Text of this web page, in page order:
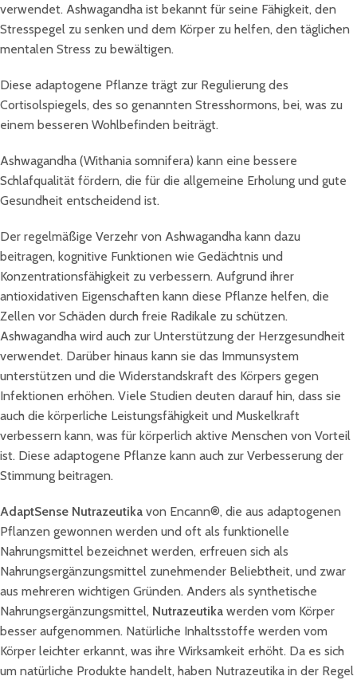
verwendet. Ashwagandha ist bekannt für seine Fähigkeit, den
Stresspegel zu senken und dem Körper zu helfen, den täglichen
mentalen Stress zu bewältigen.
Diese adaptogene Pflanze trägt zur Regulierung des
Cortisolspiegels, des so genannten Stresshormons, bei, was zu
einem besseren Wohlbefinden beiträgt.
Ashwagandha (Withania somnifera) kann eine bessere
Schlafqualität fördern, die für die allgemeine Erholung und gute
Gesundheit entscheidend ist.
Der regelmäßige Verzehr von Ashwagandha kann dazu
beitragen, kognitive Funktionen wie Gedächtnis und
Konzentrationsfähigkeit zu verbessern. Aufgrund ihrer
antioxidativen Eigenschaften kann diese Pflanze helfen, die
Zellen vor Schäden durch freie Radikale zu schützen.
Ashwagandha wird auch zur Unterstützung der Herzgesundheit
verwendet. Darüber hinaus kann sie das Immunsystem
unterstützen und die Widerstandskraft des Körpers gegen
Infektionen erhöhen. Viele Studien deuten darauf hin, dass sie
auch die körperliche Leistungsfähigkeit und Muskelkraft
verbessern kann, was für körperlich aktive Menschen von Vorteil
ist. Diese adaptogene Pflanze kann auch zur Verbesserung der
Stimmung beitragen.
AdaptSense Nutrazeutika von Encann®, die aus adaptogenen
Pflanzen gewonnen werden und oft als funktionelle
Nahrungsmittel bezeichnet werden, erfreuen sich als
Nahrungsergänzungsmittel zunehmender Beliebtheit, und zwar
aus mehreren wichtigen Gründen. Anders als synthetische
Nahrungsergänzungsmittel, Nutrazeutika werden vom Körper
besser aufgenommen. Natürliche Inhaltsstoffe werden vom
Körper leichter erkannt, was ihre Wirksamkeit erhöht. Da es sich
um natürliche Produkte handelt, haben Nutrazeutika in der Regel